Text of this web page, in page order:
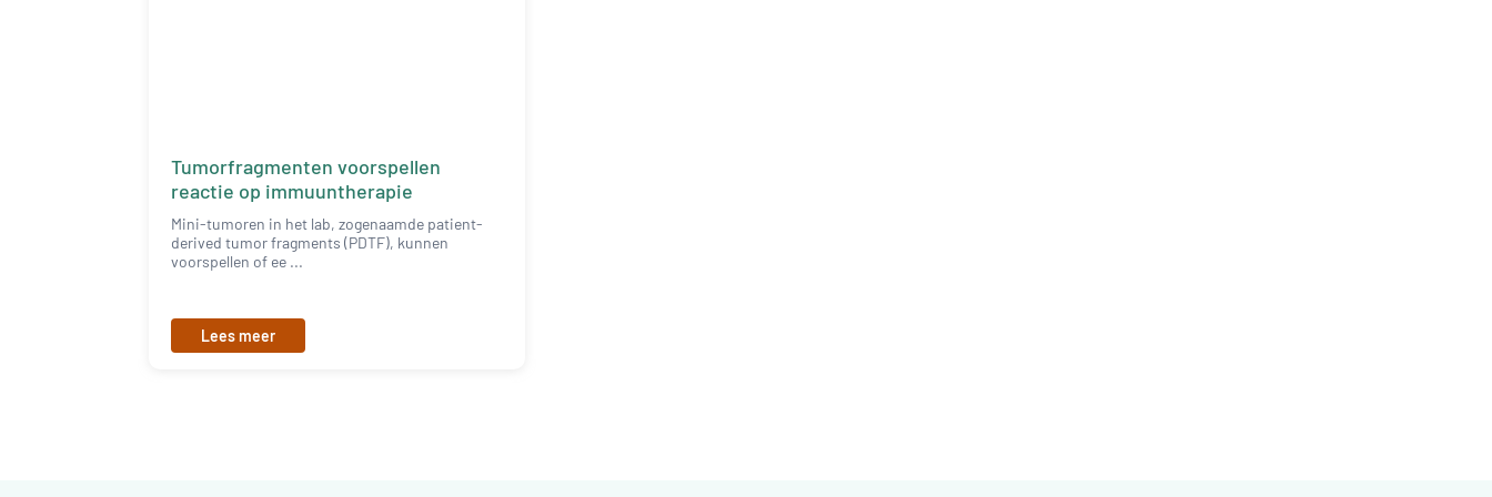
Tumorfragmenten voorspellen
reactie op immuuntherapie
Mini-tumoren in het lab, zogenaamde patient-
derived tumor fragments (PDTF), kunnen
voorspellen of ee ...
Lees meer